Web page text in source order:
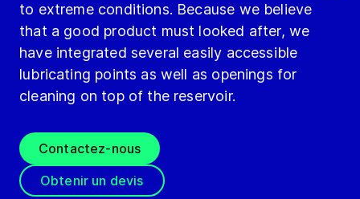
to extreme conditions. Because we believe
that a good product must looked after, we
have integrated several easily accessible
lubricating points as well as openings for
cleaning on top of the reservoir.
Contactez-nous
Obtenir un devis